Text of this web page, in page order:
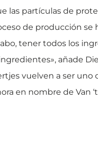
las partículas de
de producción se
tener todos los
añade
vuelven a ser uno
en nombre de Van